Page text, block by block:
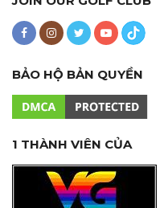
BẢO HỘ BẢN QUYỀN
1 THÀNH VIÊN CỦA